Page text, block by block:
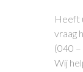
Heeft
vraag
(040 –
Wij